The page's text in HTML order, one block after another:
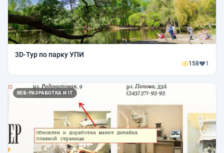
3D-Тур по парку УПИ
158 1
ВЕБ-РАЗРАБОТКА И IT